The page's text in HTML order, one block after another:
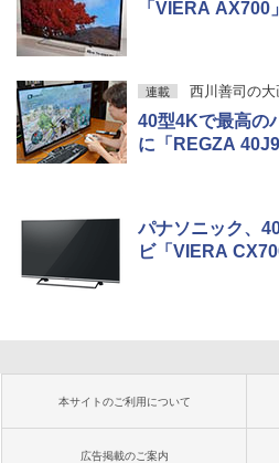
「VIERA AX700」
連載 西川善司の
40型4Kで最高の
に「REGZA
パナソニック、
ビ「VIERA
本サイトのご利用について
広告掲載のご案内